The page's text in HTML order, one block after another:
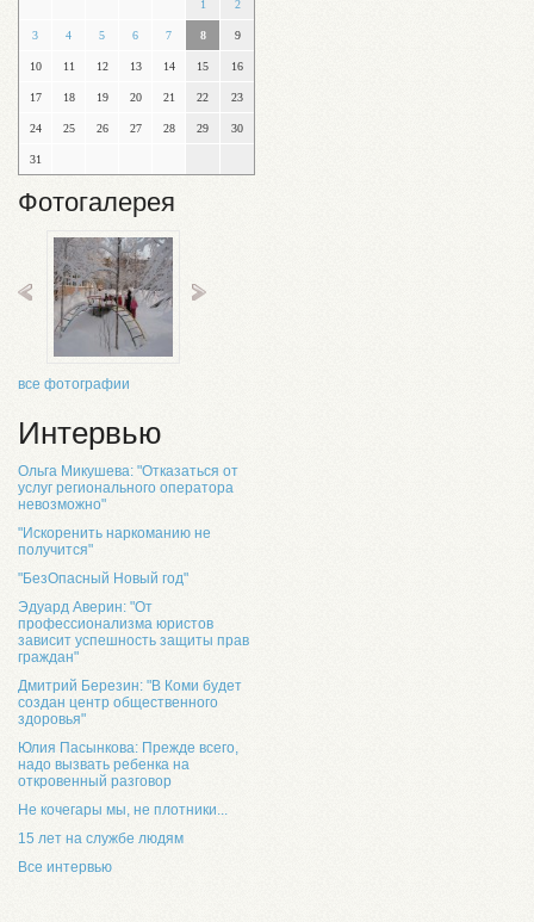
1 2
3 4 5 6 7 8 9
10 11 12 13 14 15 16
17 18 19 20 21 22 23
24 25 26 27 28 29 30
31
Фотогалерея
все фотографии
Интервью
Ольга Микушева: "Отказаться от
услуг регионального оператора
невозможно"
"Искоренить наркоманию не
получится"
"БезОпасный Новый год"
Эдуард Аверин: "От
профессионализма юристов
зависит успешность защиты прав
граждан"
Дмитрий Березин: "В Коми будет
создан центр общественного
здоровья"
Юлия Пасынкова: Прежде всего,
надо вызвать ребенка на
откровенный разговор
Не кочегары мы, не плотники...
15 лет на службе людям
Все интервью